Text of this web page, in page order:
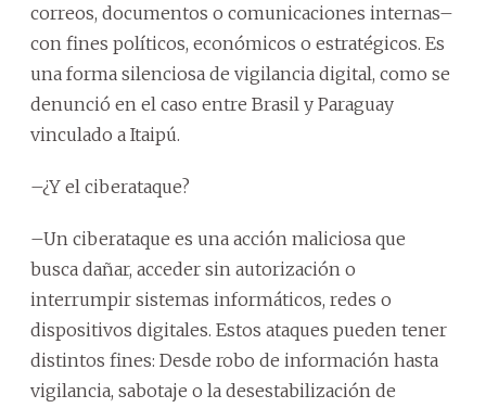
correos, documentos o comunicaciones internas–
con fines políticos, económicos o estratégicos. Es
una forma silenciosa de vigilancia digital, como se
denunció en el caso entre Brasil y Paraguay
vinculado a Itaipú.
–¿Y el ciberataque?
–Un ciberataque es una acción maliciosa que
busca dañar, acceder sin autorización o
interrumpir sistemas informáticos, redes o
dispositivos digitales. Estos ataques pueden tener
distintos fines: Desde robo de información hasta
vigilancia, sabotaje o la desestabilización de